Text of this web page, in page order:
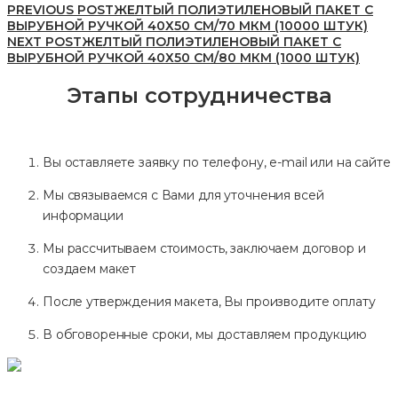
PREVIOUS POSTЖЕЛТЫЙ ПОЛИЭТИЛЕНОВЫЙ ПАКЕТ С
ВЫРУБНОЙ РУЧКОЙ 40Х50 СМ/70 МКМ (10000 ШТУК)
NEXT POSTЖЕЛТЫЙ ПОЛИЭТИЛЕНОВЫЙ ПАКЕТ С
ВЫРУБНОЙ РУЧКОЙ 40Х50 СМ/80 МКМ (1000 ШТУК)
Этапы сотрудничества
Вы оставляете заявку по телефону, e-mail или на сайте
Мы связываемся с Вами для уточнения всей
информации
Мы рассчитываем стоимость, заключаем договор и
создаем макет
После утверждения макета, Вы производите оплату
В обговоренные сроки, мы доставляем продукцию